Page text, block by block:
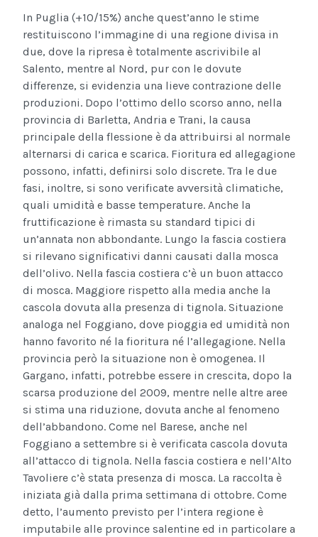
In Puglia (+10/15%) anche quest’anno le stime
restituiscono l’immagine di una regione divisa in
due, dove la ripresa è totalmente ascrivibile al
Salento, mentre al Nord, pur con le dovute
differenze, si evidenzia una lieve contrazione delle
produzioni. Dopo l’ottimo dello scorso anno, nella
provincia di Barletta, Andria e Trani, la causa
principale della flessione è da attribuirsi al normale
alternarsi di carica e scarica. Fioritura ed allegagione
possono, infatti, definirsi solo discrete. Tra le due
fasi, inoltre, si sono verificate avversità climatiche,
quali umidità e basse temperature. Anche la
fruttificazione è rimasta su standard tipici di
un’annata non abbondante. Lungo la fascia costiera
si rilevano significativi danni causati dalla mosca
dell’olivo. Nella fascia costiera c’è un buon attacco
di mosca. Maggiore rispetto alla media anche la
cascola dovuta alla presenza di tignola. Situazione
analoga nel Foggiano, dove pioggia ed umidità non
hanno favorito né la fioritura né l’allegagione. Nella
provincia però la situazione non è omogenea. Il
Gargano, infatti, potrebbe essere in crescita, dopo la
scarsa produzione del 2009, mentre nelle altre aree
si stima una riduzione, dovuta anche al fenomeno
dell’abbandono. Come nel Barese, anche nel
Foggiano a settembre si è verificata cascola dovuta
all’attacco di tignola. Nella fascia costiera e nell’Alto
Tavoliere c’è stata presenza di mosca. La raccolta è
iniziata già dalla prima settimana di ottobre. Come
detto, l’aumento previsto per l’intera regione è
imputabile alle province salentine ed in particolare a